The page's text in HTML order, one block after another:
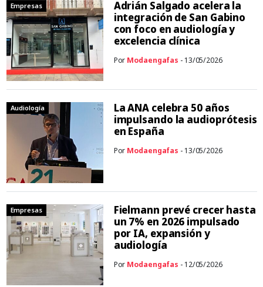
Empresas
Adrián Salgado acelera la
integración de San Gabino
con foco en audiología y
excelencia clínica
Por Modaengafas - 13/05/2026
Audiología
La ANA celebra 50 años
impulsando la audioprótesis
en España
Por Modaengafas - 13/05/2026
Empresas
Fielmann prevé crecer hasta
un 7% en 2026 impulsado
por IA, expansión y
audiología
Por Modaengafas - 12/05/2026